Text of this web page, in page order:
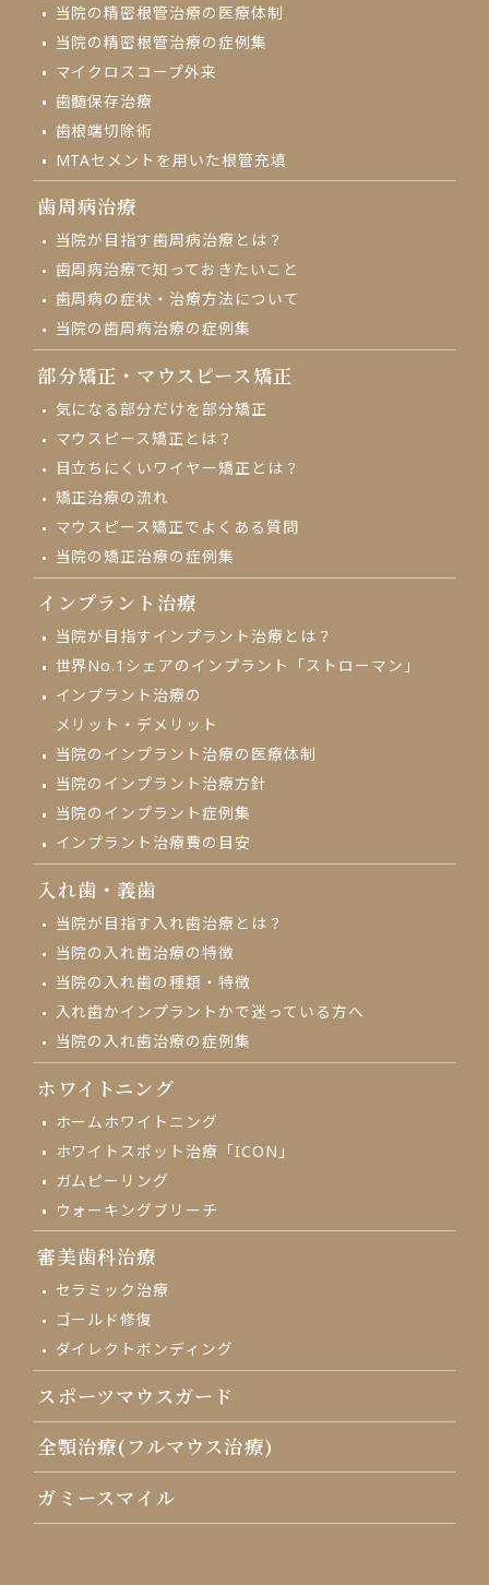
当院の精密根管治療の医療体制
当院の精密根管治療の症例集
マイクロスコープ外来
⻭髄保存治療
歯根端切除術
MTAセメントを用いた根管充填
歯周病治療
当院が目指す歯周病治療とは？
歯周病治療で知っておきたいこと
歯周病の症状・治療方法について
当院の歯周病治療の症例集
部分矯正・ マウスピース矯正
気になる部分だけを部分矯正
マウスピース矯正とは？
目立ちにくいワイヤー矯正とは？
矯正治療の流れ
マウスピース矯正でよくある質問
当院の矯正治療の症例集
インプラント治療
当院が目指すインプラント治療とは？
世界No.1シェアの インプラント「ストローマン」
インプラント治療の
メリット・デメリット
当院のインプラント治療の 医療体制
当院のインプラント治療方針
当院のインプラント症例集
インプラント治療費の目安
入れ歯・義歯
当院が目指す入れ歯治療とは？
当院の入れ歯治療の特徴
当院の入れ歯の種類・特徴
入れ歯かインプラントかで迷っている方へ
当院の入れ歯治療の症例集
ホワイトニング
ホームホワイトニング
ホワイトスポット治療「ICON」
ガムピーリング
ウォーキングブリーチ
審美歯科治療
セラミック治療
ゴールド修復
ダイレクトボンディング
スポーツマウスガード
全顎治療(フルマウス治療)
ガミースマイル